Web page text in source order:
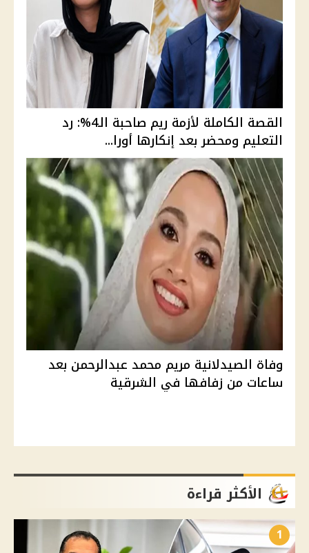
القصة الكاملة لأزمة ريم صاحبة الـ4%: رد
التعليم ومحضر بعد إنكارها أورا...
وفاة الصيدلانية مريم محمد عبدالرحمن بعد
ساعات من زفافها في الشرقية
الأكثر قراءة
1